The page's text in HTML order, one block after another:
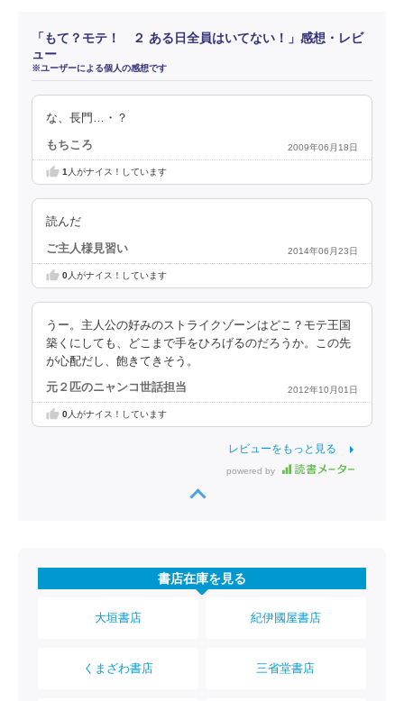
「もて？モテ！ ２ ある日全員はいてない！」感想・レビ
ュー
※ユーザーによる個人の感想です
な、長門…・？
もちころ 2009年06月18日
1 人がナイス！しています
読んだ
ご主人様見習い 2014年06月23日
0人がナイス！しています
うー。主人公の好みのストライクゾーンはどこ？モテ王国
築くにしても、どこまで手をひろげるのだろうか。この先
が心配だし、飽きてきそう。
元２匹のニャンコ世話担当 2012年10月01日
0人がナイス！しています
レビューをもっと見る
powered by
書店在庫を見る
大垣書店 紀伊國屋書店
くまざわ書店 三省堂書店